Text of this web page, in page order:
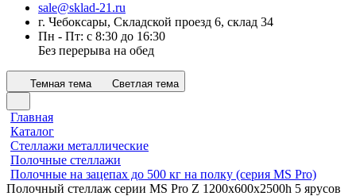
sale@sklad-21.ru
г. Чебоксары, Складской проезд 6, склад 34
Пн - Пт: с 8:30 до 16:30
Без перерыва на обед
Темная тема Светлая тема
Главная
Каталог
Стеллажи металлические
Полочные стеллажи
Полочные на зацепах до 500 кг на полку (серия MS Pro)
Полочный стеллаж серии MS Pro Z 1200x600х2500h 5 ярусов